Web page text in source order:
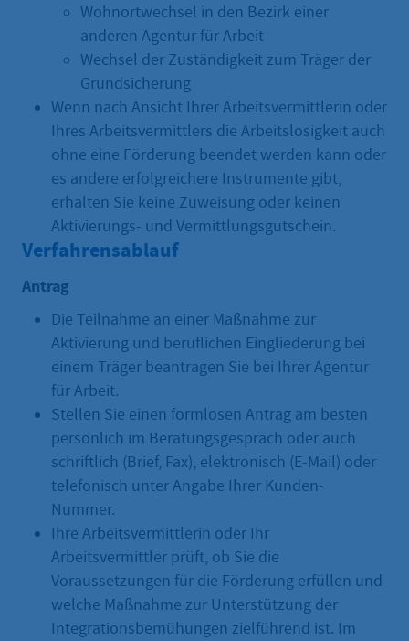
Wohnortwechsel in den Bezirk einer
anderen Agentur für Arbeit
Wechsel der Zuständigkeit zum Träger der
Grundsicherung
Wenn nach Ansicht Ihrer Arbeitsvermittlerin oder
Ihres Arbeitsvermittlers die Arbeitslosigkeit auch
ohne eine Förderung beendet werden kann oder
es andere erfolgreichere Instrumente gibt,
erhalten Sie keine Zuweisung oder keinen
Aktivierungs- und Vermittlungsgutschein.
Verfahrensablauf
Antrag
Die Teilnahme an einer Maßnahme zur
Aktivierung und beruflichen Eingliederung bei
einem Träger beantragen Sie bei Ihrer Agentur
für Arbeit.
Stellen Sie einen formlosen Antrag am besten
persönlich im Beratungsgespräch oder auch
schriftlich (Brief, Fax), elektronisch (E-Mail) oder
telefonisch unter Angabe Ihrer Kunden-
Nummer.
Ihre Arbeitsvermittlerin oder Ihr
Arbeitsvermittler prüft, ob Sie die
Voraussetzungen für die Förderung erfüllen und
welche Maßnahme zur Unterstützung der
Integrationsbemühungen zielführend ist. Im